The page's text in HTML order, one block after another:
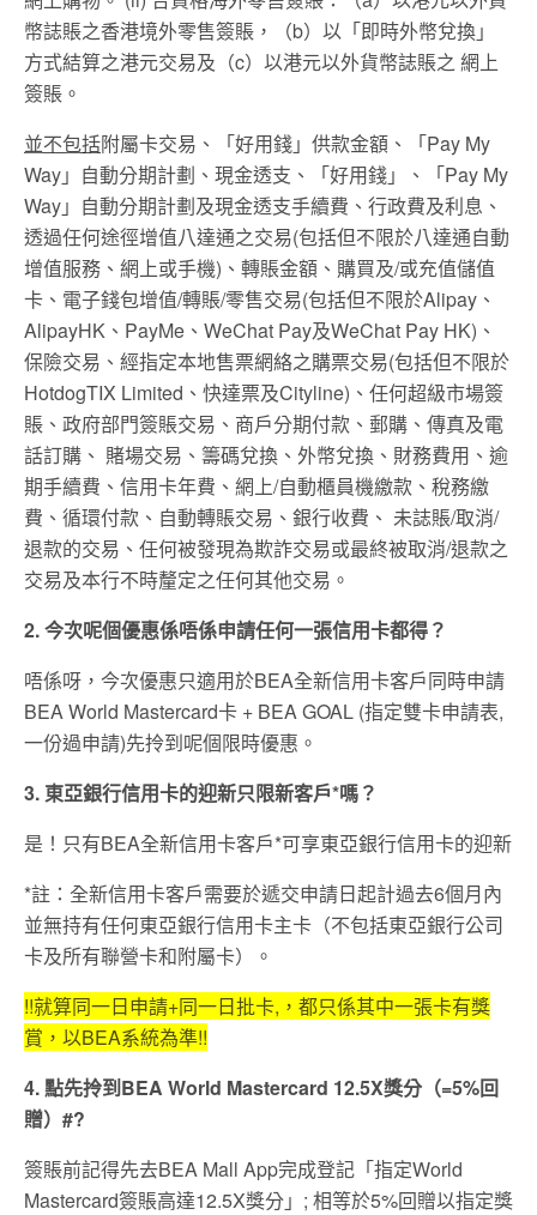
幣誌賬之香港境外零售簽賬，（b）以「即時外幣兌換」
方式結算之港元交易及（c）以港元以外貨幣誌賬之 網上
簽賬。
並不包括附屬卡交易、「好用錢」供款金額、「Pay My
Way」自動分期計劃、現金透支、「好用錢」、「Pay My
Way」自動分期計劃及現金透支手續費、行政費及利息、
透過任何途徑增值八達通之交易(包括但不限於八達通自動
增值服務、網上或手機)、轉賬金額、購買及/或充值儲值
卡、電子錢包增值/轉賬/零售交易(包括但不限於Alipay、
AlipayHK、PayMe、WeChat Pay及WeChat Pay HK)、
保險交易、經指定本地售票網絡之購票交易(包括但不限於
HotdogTIX Limited、快達票及Cityline)、任何超級市場簽
賬、政府部門簽賬交易、商戶分期付款、郵購、傳真及電
話訂購、 賭場交易、籌碼兌換、外幣兌換、財務費用、逾
期手續費、信用卡年費、網上/自動櫃員機繳款、稅務繳
費、循環付款、自動轉賬交易、銀行收費、 未誌賬/取消/
退款的交易、任何被發現為欺詐交易或最終被取消/退款之
交易及本行不時釐定之任何其他交易。
2. 今次呢個優惠係唔係申請任何一張信用卡都得？
唔係呀，今次優惠只適用於BEA全新信用卡客戶同時申請
BEA World Mastercard卡 + BEA GOAL (指定雙卡申請表,
一份過申請)先拎到呢個限時優惠。
3. 東亞銀行信用卡的迎新只限新客戶*嗎？
是！只有BEA全新信用卡客戶*可享東亞銀行信用卡的迎新
*註：全新信用卡客戶需要於遞交申請日起計過去6個月內
並無持有任何東亞銀行信用卡主卡（不包括東亞銀行公司
卡及所有聯營卡和附屬卡）。
!!就算同一日申請+同一日批卡,，都只係其中一張卡有獎
賞，以BEA系統為準!!
4. 點先拎到BEA World Mastercard 12.5X獎分（=5%回
贈）#?
簽賬前記得先去BEA Mall App完成登記「指定World
Mastercard簽賬高達12.5X獎分」; 相等於5%回贈以指定獎